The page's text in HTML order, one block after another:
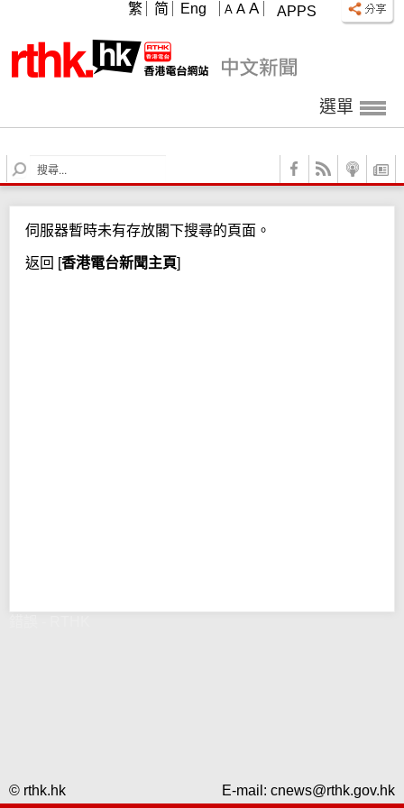
APPS
A A A
繁 简 Eng
選單
S
e
c
h
伺服器暫時未有存放閣下搜尋的頁面。
返回 [香港電台新聞主頁]
© rthk.hk E-mail: cnews@rthk.gov.hk